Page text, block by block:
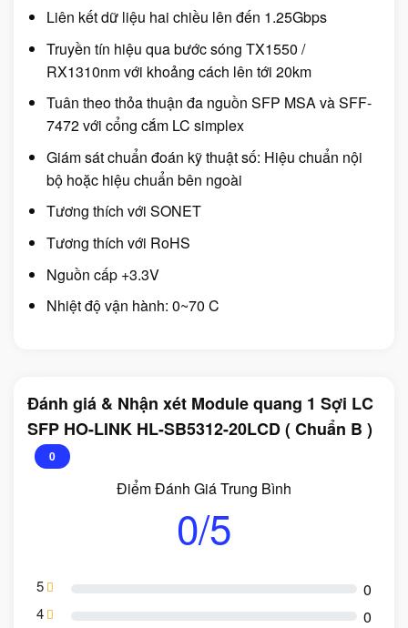
Liên kết dữ liệu hai chiều lên đến 1.25Gbps
Truyền tín hiệu qua bước sóng TX1550 /
RX1310nm với khoảng cách lên tới 20km
Tuân theo thỏa thuận đa nguồn SFP MSA và SFF-
7472 với cổng cắm LC simplex
Giám sát chuẩn đoán kỹ thuật số: Hiệu chuẩn nội
bộ hoặc hiệu chuẩn bên ngoài
Tương thích với SONET
Tương thích với RoHS
Nguồn cấp +3.3V
Nhiệt độ vận hành: 0~70 C
Đánh giá & Nhận xét Module quang 1 Sợi LC
SFP HO-LINK HL-SB5312-20LCD ( Chuẩn B )
0
Điểm Đánh Giá Trung Bình
0/5
5 0
4 0